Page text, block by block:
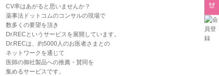
CV率はあがると思いませんか？
薬事法ドットコムのコンサルの現場で
数多くの要望を頂き
Dr.RECというサービスを展開しています。
Dr.RECは、約5000人のお医者さまとの
ネットワークを通じて
医師の御社製品への推薦・賛同を
集めるサービスです。